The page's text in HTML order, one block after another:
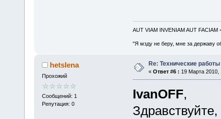
AUT VIAM INVENIAM AUT FACIAM
"Я мзду не беру, мне за державу
hetslena
Прохожий
Сообщений: 1
Репутация: 0
Re: Технические
« Ответ #6 : 19 Марта 2010,
IvanOFF,